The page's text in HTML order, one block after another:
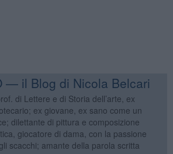
— il Blog di Nicola Belcari
di Lettere e di Storia dell’arte, ex
ex giovane, ex sano come un
dilettante di pittura e composizione
giocatore di dama, con la passione
scacchi; amante della parola scritta